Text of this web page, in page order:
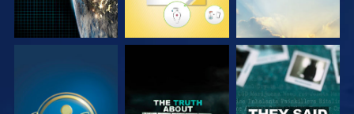
ANSEHEN ANSEHEN ANSEHEN